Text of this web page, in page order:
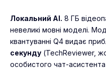
Локальний AI. 8 ГБ
невеликі мовні моделі.
квантуванні Q4 видає
секунду (TechReviewer,
особистого чат-